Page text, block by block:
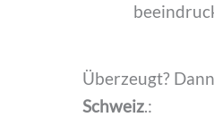
Überzeugt?
Schweiz .: